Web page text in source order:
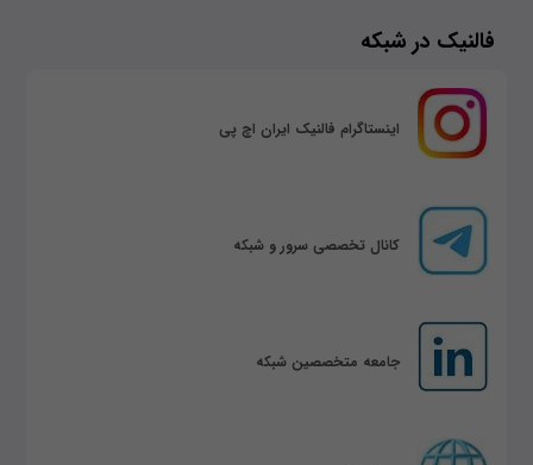
فالنیک در شبکه
اینستاگرام فالنیک ایران اچ پی
کانال تخصصی سرور و شبکه
جامعه متخصصین شبکه